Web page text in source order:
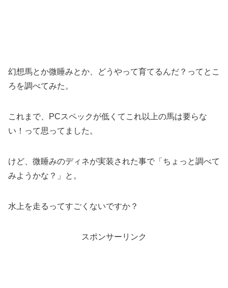
幻想馬とか微睡みとか、どうやって育てるんだ？ってとこ
ろを調べてみた。
これまで、PCスペックが低くてこれ以上の馬は要らな
い！って思ってました。
けど、微睡みのディネが実装された事で「ちょっと調べて
みようかな？」と。
水上を走るってすごくないですか？
スポンサーリンク